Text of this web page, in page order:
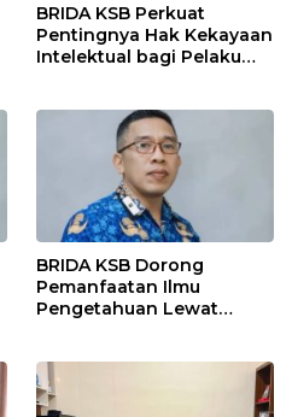
BRIDA KSB Perkuat
Pentingnya Hak Kekayaan
Intelektual bagi Pelaku
BRIDA KSB Dorong
Pemanfaatan Ilmu
Pengetahuan Lewat